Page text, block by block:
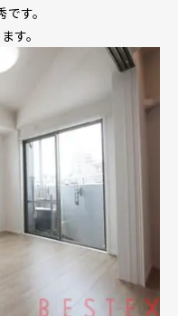
す。
す。